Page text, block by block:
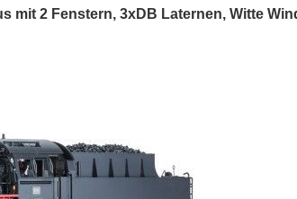
mit 2 Fenstern, 3xDB Laternen, Witte